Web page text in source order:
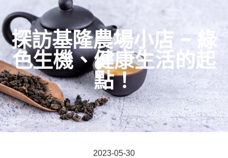
探訪基隆農場小店 – 綠
色生機、健康生活的起
點！
2023-05-30